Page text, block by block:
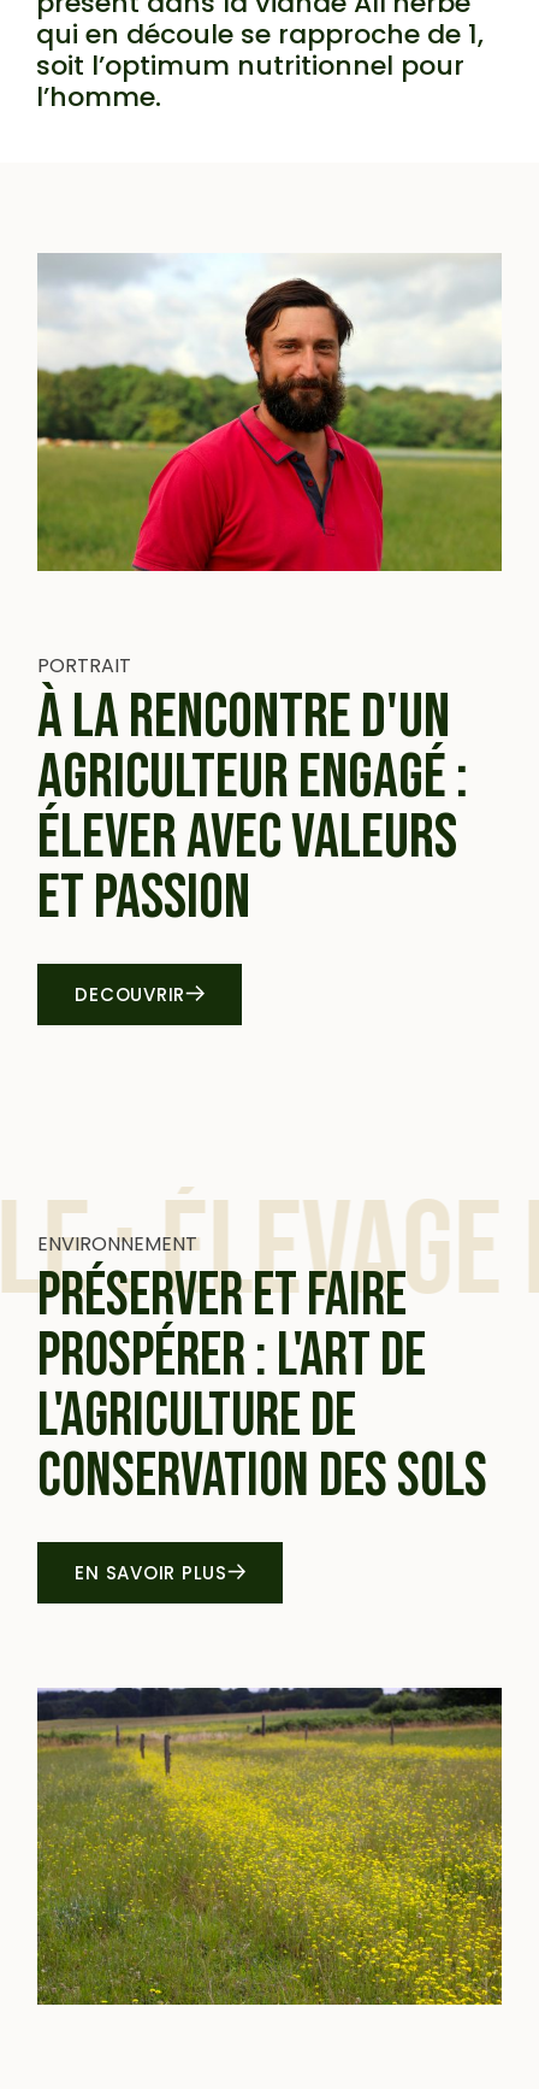
qui en découle se rapproche de 1,
soit l’optimum nutritionnel pour
l’homme.
PORTRAIT
À LA RENCONTRE D'UN
AGRICULTEUR ENGAGÉ :
ÉLEVERAVEC VALEURS
ET PASSION
DECOUVRIR
ENVIRONNEMENT
PRÉSERVER ET FAIRE
PROSPÉRER : L'ART DE
L'AGRICULTURE DE
CONSERVATION DES SOLS
EN SAVOIR PLUS